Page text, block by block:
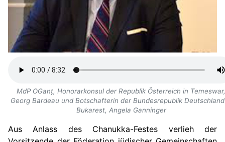
MdP OGanț, Honorarkonsul der Republik Österreich in Temeswar,
Georg Bardeau und Botschafterin der Bundesrepublik
Bukarest, Angela Ganninger
Aus Anlass des Chanukka-Festes verlieh der